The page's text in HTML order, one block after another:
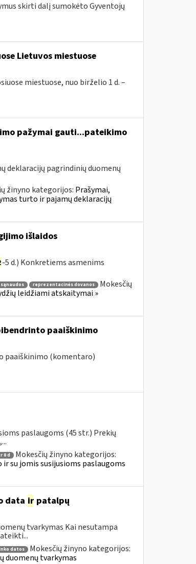
skirti dalį sumokėto Gyventojų
Lietuvos miestuose
miestuose, nuo birželio 1 d. –
pažymai gauti...pateikimo
deklaracijų pagrindinių duomenų
žinyno kategorijos: Prašymai,
turto ir pajamų deklaracijų
išlaidos
-5 d.) Konkretiems asmenims
reprezentacinės dovanos
Mokesčių
leidžiami atskaitymai »
paaiškinimo
paaiškinimo (komentaro)
paslaugoms (45 str.) Prekių
8 d
Mokesčių žinyno kategorijos:
ir su jomis susijusioms paslaugoms
data irpatalpų
tvarkymas Kai nesutampa
datos
Mokesčių žinyno kategorijos:
duomenų tvarkymas